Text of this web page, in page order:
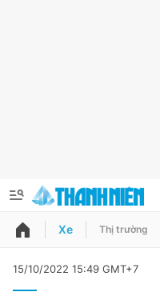
QUẢNG CÁO
Xe Thị trường
15/10/2022 15:49 GMT+7